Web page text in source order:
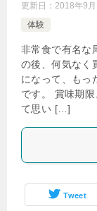
更新日： 2018年9月
体験
非常食で有名な
の後、何気なく
になって、もっ
です。 賞味期
て思い […]
Tweet